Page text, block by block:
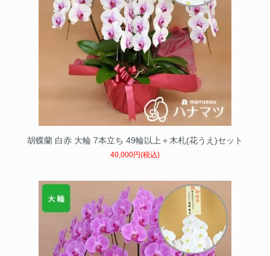
胡蝶蘭 白赤 大輪 7本立ち 49輪以上＋木札(花うえ)セット
40,000円(税込)